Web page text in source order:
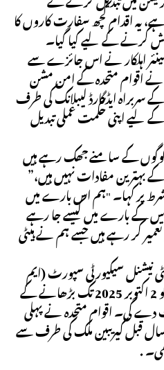
یہ اقدام کچھ سفارت کاروں کا
کرنے کے لیے کیا گیا۔
اہلکار نے اس جائزے سے
نے اقوام متحدہ کے امن مشن
ایڈگارڈ لیبلانک کی طرف
لیے اپنی حکمت عملی تبدیل
کے سامنے جھک رہے ہیں
بہترین مفادات نہیں ہیں،”
شرط پر کہا۔ "ہم اس بارے میں
کے بارے میں کیسے جا رہے
کر رہے ہیں جسے ہم نے ہیٹی
نیشنل سیکیورٹی سپورٹ (ایم
ایس ایس) مشن کے مینڈیٹ کو 2 اکتوبر 2025 تک بڑھانے کے
دے گی۔ اقوام متحدہ نے پہلی
قبل کیریبین ملک کی طرف سے
.